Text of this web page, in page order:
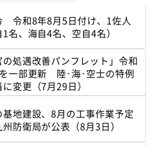
令和8年8月5日付け、1佐人
名、海自4名、空自4名）
の処遇改善パンフレット」令和
一部更新 陸･海･空士の特例
変更（7月29日）
基地建設、8月の工事作業予定
防衛局が公表（8月3日）